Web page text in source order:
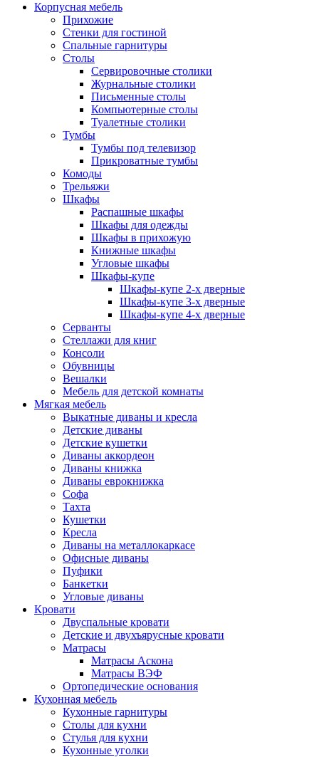
Корпусная мебель
Прихожие
Стенки для гостиной
Спальные гарнитуры
Столы
Сервировочные столики
Журнальные столики
Письменные столы
Компьютерные столы
Туалетные столики
Тумбы
Тумбы под телевизор
Прикроватные тумбы
Комоды
Трельяжи
Шкафы
Распашные шкафы
Шкафы для одежды
Шкафы в прихожую
Книжные шкафы
Угловые шкафы
Шкафы-купе
Шкафы-купе 2-x дверные
Шкафы-купе 3-х дверные
Шкафы-купе 4-х дверные
Серванты
Стеллажи для книг
Консоли
Обувницы
Вешалки
Мебель для детской комнаты
Мягкая мебель
Выкатные диваны и кресла
Детские диваны
Детские кушетки
Диваны аккордеон
Диваны книжка
Диваны еврокнижка
Софа
Тахта
Кушетки
Кресла
Диваны на металлокаркасе
Офисные диваны
Пуфики
Банкетки
Угловые диваны
Кровати
Двуспальные кровати
Детские и двухъярусные кровати
Матрасы
Матрасы Аскона
Матрасы ВЭФ
Ортопедические основания
Кухонная мебель
Кухонные гарнитуры
Столы для кухни
Стулья для кухни
Кухонные уголки